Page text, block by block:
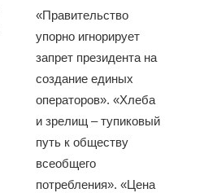
«Правительство
упорно игнорирует
запрет президента на
создание единых
операторов». «Хлеба
и зрелищ – тупиковый
путь к обществу
всеобщего
потребления». «Цена